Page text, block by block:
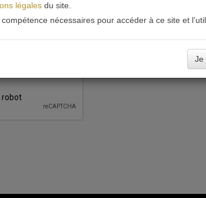
légalesdu site.
nécessaires pour accéder à ce site et
Je